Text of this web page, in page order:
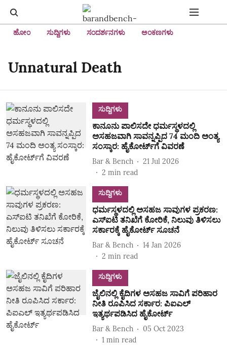
ಹೋಂ ಸುದ್ದಿಗಳು ಸಂದರ್ಶನಗಳು ಅಂಕಣಗಳು
Unnatural Death
ಸುದ್ದಿಗಳು
ಕಾನೂನು ಪಾಲಿಸದೇ ಧರ್ಮಸ್ಥಳದಲ್ಲಿ
ಅಸಹಜವಾಗಿ ಸಾವನ್ನಪ್ಪಿದ 74 ಮಂದಿ ಅಂತ್ಯ
ಸಂಸ್ಕಾರ: ಹೈಕೋರ್ಟ್‌ಗೆ ವಿವರಣೆ
Bar & Bench
21 Jul 2026
2 min read
ಸುದ್ದಿಗಳು
ಧರ್ಮಸ್ಥಳದಲ್ಲಿ ಅಸಹಜ ಸಾವುಗಳ ಪ್ರಕರಣ:
ಎಸ್‌ಐಟಿ ತನಿಖೆಗೆ ಕೋರಿಕೆ, ನಿಲುವು ತಿಳಿಸಲು
ಸರ್ಕಾರಕ್ಕೆ ಹೈಕೋರ್ಟ್‌ ಸೂಚನೆ
Bar & Bench
14 Jan 2026
2 min read
ಸುದ್ದಿಗಳು
ಜೈಲಿನಲ್ಲಿ ಕೈದಿಗಳ ಅಸಹಜ ಸಾವಿಗೆ ಪರಿಹಾರ
ನೀತಿ ರೂಪಿಸಿದ ಸರ್ಕಾರ: ಪಿಐಎಲ್‌
ಇತ್ಯರ್ಥಪಡಿಸಿದ ಹೈಕೋರ್ಟ್‌
Bar & Bench
05 Oct 2023
1 min read